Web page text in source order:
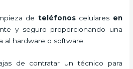
de teléfonoscelulares en
y seguro proporcionando una
al hardware o software.
de contratar un técnico para